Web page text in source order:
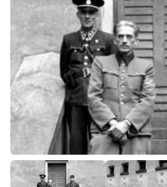
Pořady
TV Program
Časopis
Sledujte prima+
Přihlášení